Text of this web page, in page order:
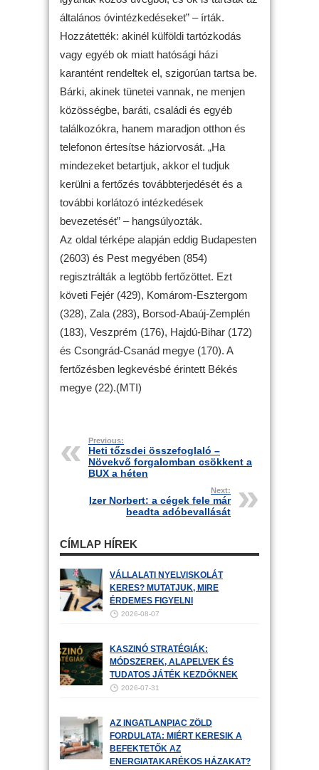
általános óvintézkedéseket” – írták.
Hozzátették: akinél külföldi tartózkodás
vagy egyéb ok miatt hatósági házi
karantént rendeltek el, szigorúan tartsa be.
Bárki, akinek tünetei vannak, ne menjen
közösségbe, baráti, családi és egyéb
találkozókra, hanem maradjon otthon és
telefonon értesítse háziorvosát. „Ha
mindezeket betartjuk, akkor el tudjuk
kerülni a fertőzés továbbterjedését és a
további korlátozó intézkedések
bevezetését” – hangsúlyozták.
Az oldal térképe alapján eddig Budapesten
(2603) és Pest megyében (854)
regisztrálták a legtöbb fertőzöttet. Ezt
követi Fejér (429), Komárom-Esztergom
(328), Zala (283), Borsod-Abaúj-Zemplén
(183), Veszprém (176), Hajdú-Bihar (172)
és Csongrád-Csanád megye (170). A
fertőzésben legkevésbé érintett Békés
megye (22).(MTI)
Previous:
Heti tőzsdei összefoglaló –
Növekvő forgalomban csökkent a
BUX a héten
Next:
Izer Norbert: a cégek fele már
beadta adóbevallását
CÍMLAP HÍREK
VÁLLALATI NYELVISKOLÁT
KERES? MUTATJUK, MIRE
ÉRDEMES FIGYELNI
2026-08-07
KASZINÓ STRATÉGIÁK:
MÓDSZEREK, ALAPELVEK ÉS
TUDATOS JÁTÉK KEZDŐKNEK
2026-07-31
AZ INGATLANPIAC ZÖLD
FORDULATA: MIÉRT KERESIK A
BEFEKTETŐK AZ
ENERGIATAKARÉKOS HÁZAKAT?